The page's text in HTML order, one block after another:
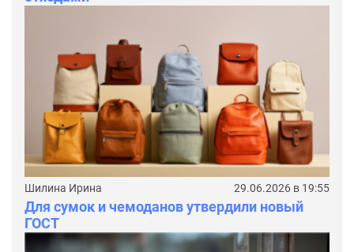
Шилина Ирина 29.06.2026 в 19:55
Для сумок и чемоданов утвердили новый
ГОСТ